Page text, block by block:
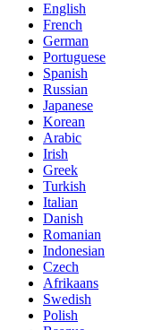
English
French
German
Portuguese
Spanish
Russian
Japanese
Korean
Arabic
Irish
Greek
Turkish
Italian
Danish
Romanian
Indonesian
Czech
Afrikaans
Swedish
Polish